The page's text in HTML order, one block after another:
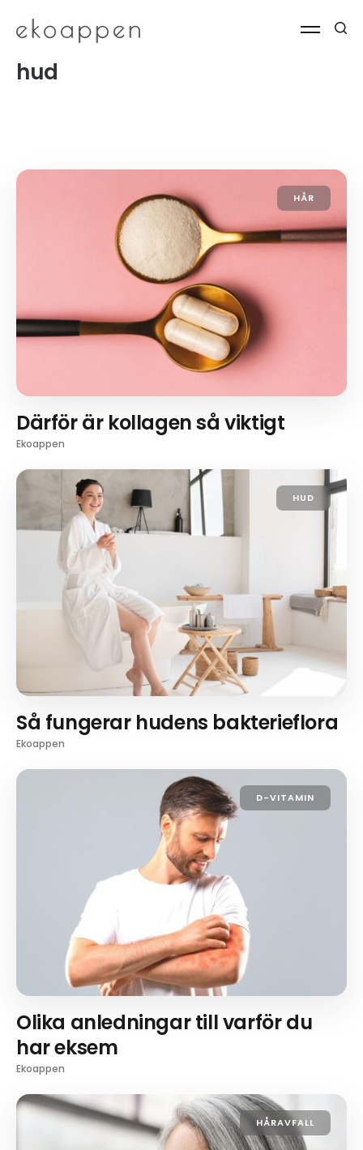
hud
HÅR
Därför är kollagen så viktigt
Ekoappen
HUD
Så fungerar hudens bakterieflora
Ekoappen
D-VITAMIN
Olika anledningar till varför du
har eksem
Ekoappen
HÅRAVFALL